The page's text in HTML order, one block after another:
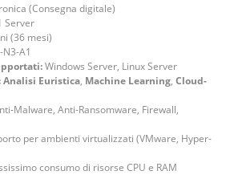
(Consegna digitale)
Server
(36 mesi)
N3-A1
Windows Server, Linux Server
Analisi Euristica, Machine Learning, Cloud-
Malware, Anti-Ransomware, Firewall,
per ambienti virtualizzati (VMware, Hyper-
consumo di risorse CPU e RAM